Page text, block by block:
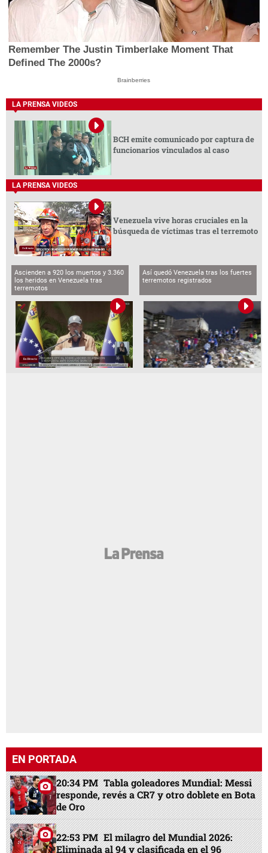
Remember The Justin Timberlake Moment That
Defined The 2000s?
Brainberries
LA PRENSA VIDEOS
BCH emite comunicado por captura de
funcionarios vinculados al caso
LA PRENSA VIDEOS
Venezuela vive horas cruciales en la
búsqueda de víctimas tras el terremoto
Ascienden a 920 los muertos y 3.360
los heridos en Venezuela tras
terremotos
Así quedó Venezuela tras los fuertes
terremotos registrados
EN PORTADA
20:34 PM Tabla goleadores Mundial: Messi
responde, revés a CR7 y otro doblete en Bota
de Oro
22:53 PM El milagro del Mundial 2026:
Eliminada al 94 y clasificada en el 96